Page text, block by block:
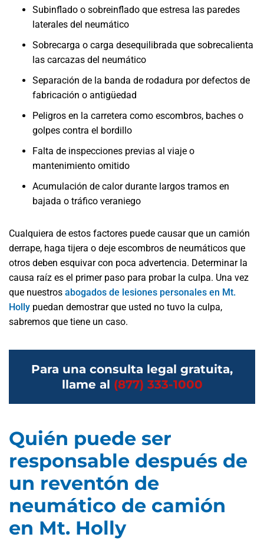
Subinflado o sobreinflado que estresa las paredes
laterales del neumático
Sobrecarga o carga desequilibrada que sobrecalienta
las carcazas del neumático
Separación de la banda de rodadura por defectos de
fabricación o antigüedad
Peligros en la carretera como escombros, baches o
golpes contra el bordillo
Falta de inspecciones previas al viaje o
mantenimiento omitido
Acumulación de calor durante largos tramos en
bajada o tráfico veraniego
Cualquiera de estos factores puede causar que un camión
derrape, haga tijera o deje escombros de neumáticos que
otros deben esquivar con poca advertencia. Determinar la
causa raíz es el primer paso para probar la culpa. Una vez
que nuestros abogados de lesiones personales en Mt.
Holly puedan demostrar que usted no tuvo la culpa,
sabremos que tiene un caso.
Para una consulta legal gratuita,
llame al (877) 333-1000
Quién puede ser
responsable después de
un reventón de
neumático de camión
en Mt. Holly